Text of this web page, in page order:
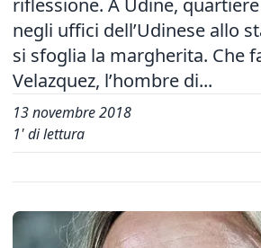
riflessione. A Udine, quartiere
negli uffici dell’Udinese allo
si sfoglia la margherita. Che
Velazquez, l’hombre di...
13 novembre 2018
1' di lettura